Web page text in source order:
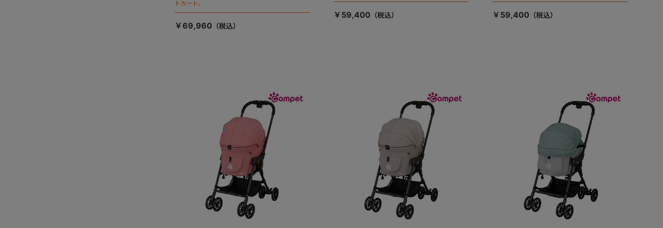
トカート。
￥69,960
￥59,400 ￥59,400